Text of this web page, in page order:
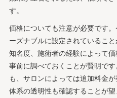
す。
価格についても注意が必要です
ーズナブルに設定されているこ
知名度、施術者の経験によって価
事前に調べておくことが賢明で
も、サロンによっては追加料金
体系の透明性も確認することが望